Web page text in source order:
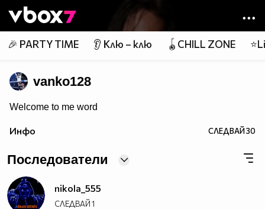
👾
🎉 PARTY TIME 👂 Клю – клю 🪀CHILL ZONE
vanko128
Welcome to me word
Инфо СЛЕДВАЙ30
Последователи
nikola_555
СЛЕДВАЙ1